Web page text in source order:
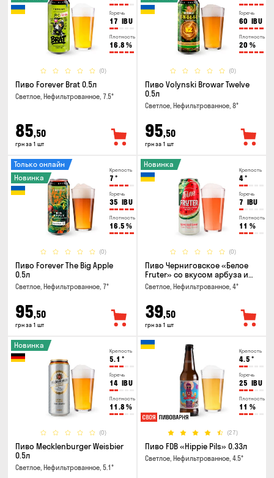
Горечь
17 IBU
Плотность
16.8 %
(0)
Пиво Forever Brat 0.5л
Светлое, Нефильтрованное, 7.5°
85,50
грн за 1 шт
Горечь
60 IBU
Плотность
20 %
(0)
Пиво Volynski Browar Twelve
0.5л
Светлое, Нефильтрованное, 8°
95,50
грн за 1 шт
Крепость
7 °
Горечь
35 IBU
Плотность
16.5 %
(0)
Только онлайн
Новинка
Пиво Forever The Big Apple
0.5л
Светлое, Нефильтрованное, 7°
95,50
грн за 1 шт
Крепость
4°
Горечь
7 IBU
Плотность
11 %
(0)
Новинка
Пиво Черниговское «Белое
Fruter» со вкусом арбуза и
мяты 0.5л
Светлое, Нефильтрованное, 4°
39,50
грн за 1 шт
Крепость
5.1 °
Горечь
14 IBU
Плотность
11.8 %
(0)
Новинка
Пиво Mecklenburger Weisbier
0.5л
Светлое, Нефильтрованное, 5.1°
Крепость
4.5 °
Горечь
25 IBU
Плотность
11 %
(27)
Пиво FDB «Hippie Pils» 0.33л
Светлое, Нефильтрованное, 4.5°